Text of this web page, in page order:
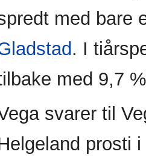
med bare
. I
med 9,7
svarer til
prosti i